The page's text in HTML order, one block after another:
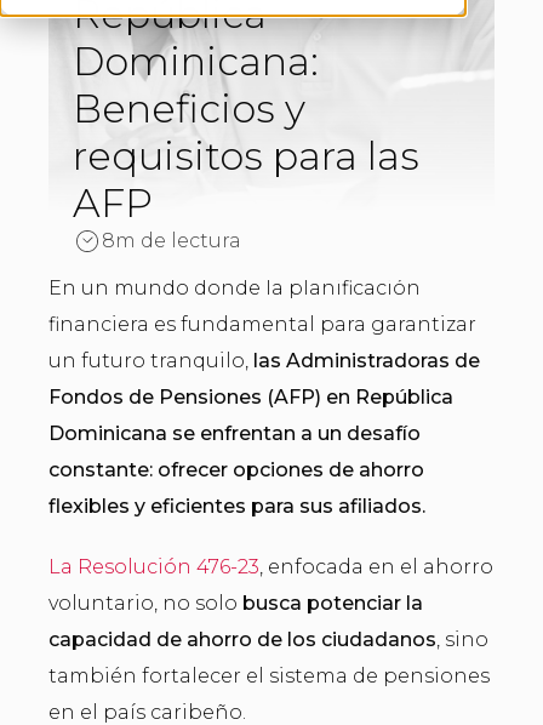
República
Dominicana:
Beneficios y
requisitos para las
AFP
8m de lectura
En un mundo donde la planificación
financiera es fundamental para garantizar
un futuro tranquilo, las Administradoras de
Fondos de Pensiones (AFP) en República
Dominicana se enfrentan a un desafío
constante: ofrecer opciones de ahorro
flexibles y eficientes para sus afiliados.
La Resolución 476-23, enfocada en el ahorro
voluntario, no solo busca potenciar la
capacidad de ahorro de los ciudadanos, sino
también fortalecer el sistema de pensiones
en el país caribeño.